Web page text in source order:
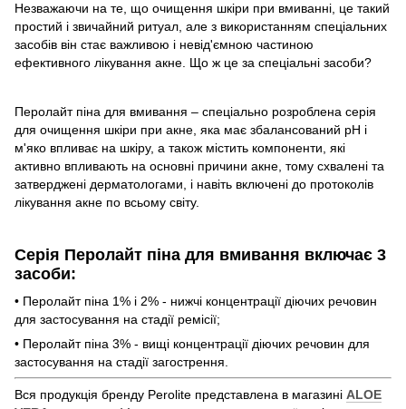
Незважаючи на те, що очищення шкіри при вмиванні, це такий
простий і звичайний ритуал, але з використанням спеціальних
засобів він стає важливою і невід'ємною частиною
ефективного лікування акне. Що ж це за спеціальні засоби?
Перолайт піна для вмивання – спеціально розроблена серія
для очищення шкіри при акне, яка має збалансований рН і
м'яко впливає на шкіру, а також містить компоненти, які
активно впливають на основні причини акне, тому схвалені та
затверджені дерматологами, і навіть включені до протоколів
лікування акне по всьому світу.
Серія Перолайт піна для вмивання включає 3
засоби:
• Перолайт піна 1% і 2% - нижчі концентрації діючих речовин
для застосування на стадії ремісії;
• Перолайт піна 3% - вищі концентрації діючих речовин для
застосування на стадії загострення.
Вся продукція бренду Perolite представлена в магазині ALOE